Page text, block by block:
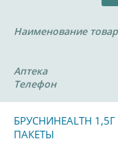
Наименование
Аптека
Телефон
БРУСНИHEALTH
ПАКЕТЫ